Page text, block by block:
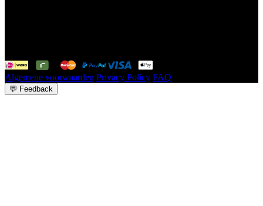
Algemene voorwaarden Privacy Policy FAQ
💬 Feedback